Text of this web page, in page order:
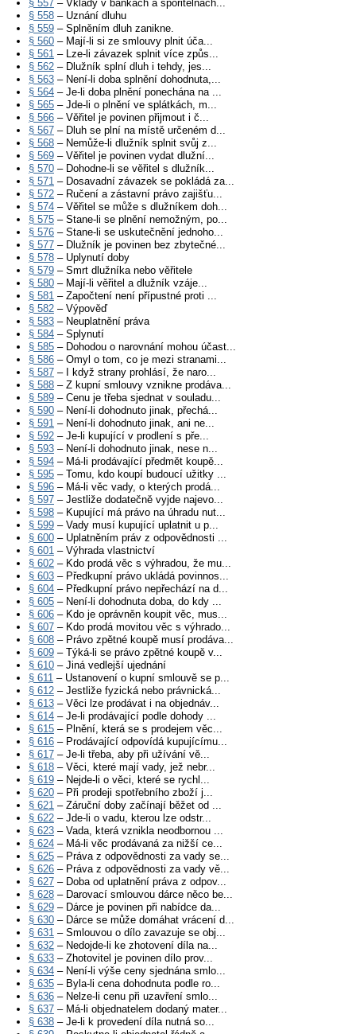
§ 557 – Vklady v bankách a spořitelnách...
§ 558 – Uznání dluhu
§ 559 – Splněním dluh zanikne.
§ 560 – Mají-li si ze smlouvy plnit úča...
§ 561 – Lze-li závazek splnit více způs...
§ 562 – Dlužník splní dluh i tehdy, jes...
§ 563 – Není-li doba splnění dohodnuta,...
§ 564 – Je-li doba plnění ponechána na ...
§ 565 – Jde-li o plnění ve splátkách, m...
§ 566 – Věřitel je povinen přijmout i č...
§ 567 – Dluh se plní na místě určeném d...
§ 568 – Nemůže-li dlužník splnit svůj z...
§ 569 – Věřitel je povinen vydat dlužní...
§ 570 – Dohodne-li se věřitel s dlužník...
§ 571 – Dosavadní závazek se pokládá za...
§ 572 – Ručení a zástavní právo zajišťu...
§ 574 – Věřitel se může s dlužníkem doh...
§ 575 – Stane-li se plnění nemožným, po...
§ 576 – Stane-li se uskutečnění jednoho...
§ 577 – Dlužník je povinen bez zbytečné...
§ 578 – Uplynutí doby
§ 579 – Smrt dlužníka nebo věřitele
§ 580 – Mají-li věřitel a dlužník vzáje...
§ 581 – Započtení není přípustné proti ...
§ 582 – Výpověď
§ 583 – Neuplatnění práva
§ 584 – Splynutí
§ 585 – Dohodou o narovnání mohou účast...
§ 586 – Omyl o tom, co je mezi stranami...
§ 587 – I když strany prohlásí, že naro...
§ 588 – Z kupní smlouvy vznikne prodáva...
§ 589 – Cenu je třeba sjednat v souladu...
§ 590 – Není-li dohodnuto jinak, přechá...
§ 591 – Není-li dohodnuto jinak, ani ne...
§ 592 – Je-li kupující v prodlení s pře...
§ 593 – Není-li dohodnuto jinak, nese n...
§ 594 – Má-li prodávající předmět koupě...
§ 595 – Tomu, kdo koupí budoucí užitky ...
§ 596 – Má-li věc vady, o kterých prodá...
§ 597 – Jestliže dodatečně vyjde najevo...
§ 598 – Kupující má právo na úhradu nut...
§ 599 – Vady musí kupující uplatnit u p...
§ 600 – Uplatněním práv z odpovědnosti ...
§ 601 – Výhrada vlastnictví
§ 602 – Kdo prodá věc s výhradou, že mu...
§ 603 – Předkupní právo ukládá povinnos...
§ 604 – Předkupní právo nepřechází na d...
§ 605 – Není-li dohodnuta doba, do kdy ...
§ 606 – Kdo je oprávněn koupit věc, mus...
§ 607 – Kdo prodá movitou věc s výhrado...
§ 608 – Právo zpětné koupě musí prodáva...
§ 609 – Týká-li se právo zpětné koupě v...
§ 610 – Jiná vedlejší ujednání
§ 611 – Ustanovení o kupní smlouvě se p...
§ 612 – Jestliže fyzická nebo právnická...
§ 613 – Věci lze prodávat i na objednáv...
§ 614 – Je-li prodávající podle dohody ...
§ 615 – Plnění, která se s prodejem věc...
§ 616 – Prodávající odpovídá kupujícímu...
§ 617 – Je-li třeba, aby při užívání vě...
§ 618 – Věci, které mají vady, jež nebr...
§ 619 – Nejde-li o věci, které se rychl...
§ 620 – Při prodeji spotřebního zboží j...
§ 621 – Záruční doby začínají běžet od ...
§ 622 – Jde-li o vadu, kterou lze odstr...
§ 623 – Vada, která vznikla neodbornou ...
§ 624 – Má-li věc prodávaná za nižší ce...
§ 625 – Práva z odpovědnosti za vady se...
§ 626 – Práva z odpovědnosti za vady vě...
§ 627 – Doba od uplatnění práva z odpov...
§ 628 – Darovací smlouvou dárce něco be...
§ 629 – Dárce je povinen při nabídce da...
§ 630 – Dárce se může domáhat vrácení d...
§ 631 – Smlouvou o dílo zavazuje se obj...
§ 632 – Nedojde-li ke zhotovení díla na...
§ 633 – Zhotovitel je povinen dílo prov...
§ 634 – Není-li výše ceny sjednána smlo...
§ 635 – Byla-li cena dohodnuta podle ro...
§ 636 – Nelze-li cenu při uzavření smlo...
§ 637 – Má-li objednatelem dodaný mater...
§ 638 – Je-li k provedení díla nutná so...